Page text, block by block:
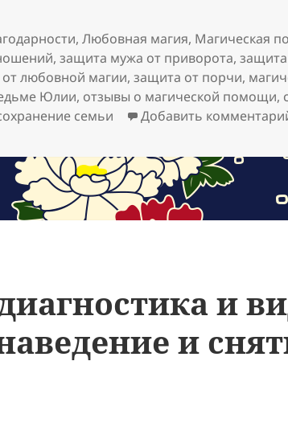
,Любовная магия, Магическая
,защита мужа от приворота,
любовной магии,защита от порчи,
Юлии, отзывы о магической помощи,
семьи Добавить
и
и